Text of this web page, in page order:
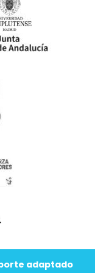
adaptado